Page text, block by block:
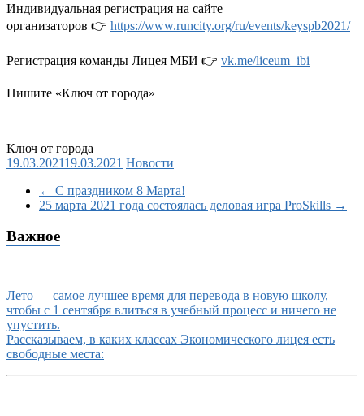
Индивидуальная регистрация на сайте
организаторов 👉 https://www.runcity.org/ru/events/keyspb2021/
Регистрация команды Лицея МБИ 👉 vk.me/liceum_ibi
Пишите «Ключ от города»
Ключ от города
19.03.202119.03.2021 Новости
← С праздником 8 Марта!
25 марта 2021 года состоялась деловая игра ProSkills →
Важное
Лето — самое лучшее время для перевода в новую школу,
чтобы с 1 сентября влиться в учебный процесс и ничего не
упустить.
Рассказываем, в каких классах Экономического лицея есть
свободные места: